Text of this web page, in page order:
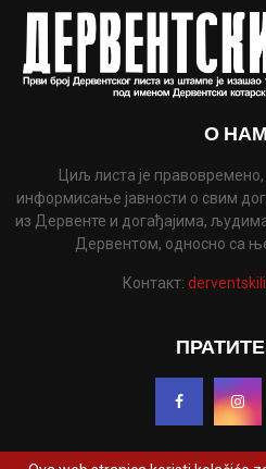
О
Циљ листа је правовремено,
информисање јавности о свим
из Дервенте и догађајима, људима
Дервентом, односно са
Контакт: